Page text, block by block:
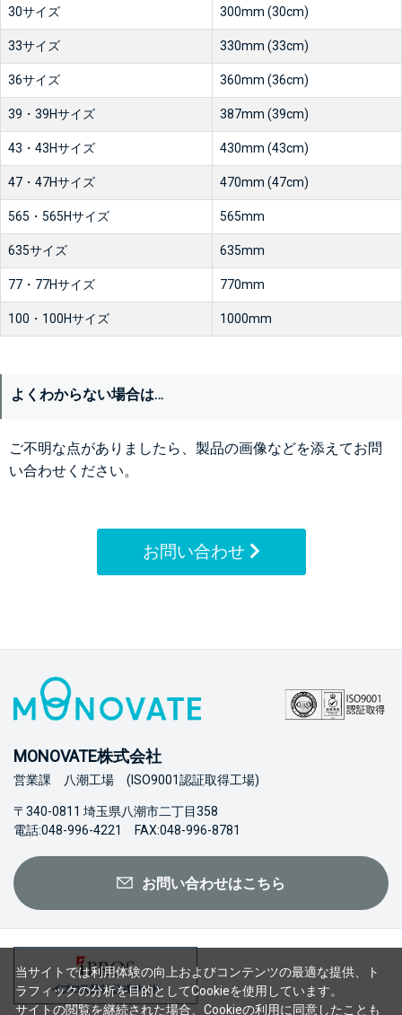
30サイズ 300mm (30cm)
33サイズ 330mm (33cm)
36サイズ 360mm (36cm)
39・39Hサイズ 387mm (39cm)
43・43Hサイズ 430mm (43cm)
47・47Hサイズ 470mm (47cm)
565・565Hサイズ 565mm
635サイズ 635mm
77・77Hサイズ 770mm
100・100Hサイズ 1000mm
よくわからない場合は…
ご不明な点がありましたら、製品の画像などを添えてお問
い合わせください。
お問い合わせ
MONOVATE株式会社
営業課 八潮工場 (ISO9001認証取得工場)
〒340-0811 埼玉県八潮市二丁目358
電話:048-996-4221 FAX:048-996-8781
お問い合わせはこちら
当サイトでは利用体験の向上およびコンテンツの最適な提供、ト
ラフィックの分析を目的としてCookieを使用しています。
サイトの閲覧を継続された場合、Cookieの利用に同意したことも